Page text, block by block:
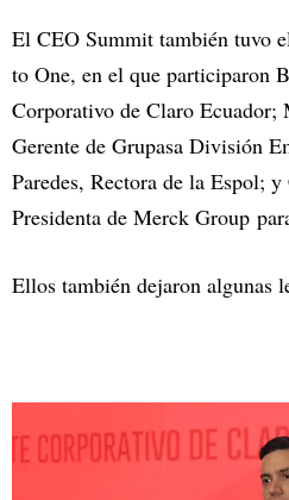
El CEO Summit también tuvo
to One, en el que participaron
Corporativo de Claro Ecuador;
Gerente de Grupasa División
Paredes, Rectora de la Espol;
Presidenta de Merck Group
Ellos también dejaron algunas